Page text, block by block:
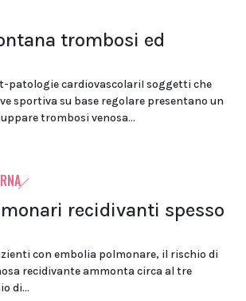
trombosi ed
patologie cardiovascolariI soggetti che
sportiva su base regolare presentano un
trombosi venosa...
recidivanti spesso
con embolia polmonare, il rischio di
recidivante ammonta circa al tre
di...